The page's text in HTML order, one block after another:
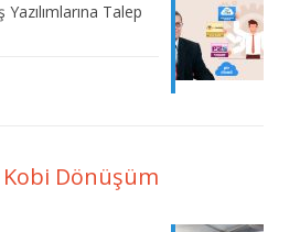
Talep
Dönüşüm